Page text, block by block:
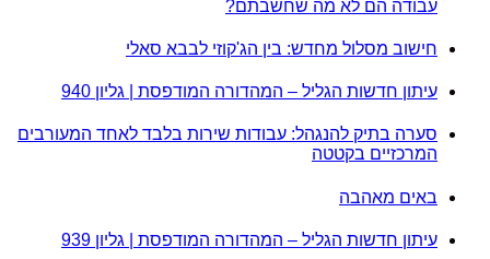
עבודה הם לא מה שחשבתם?
חישוב מסלול מחדש: בין הג'קוזי לבבא סאלי
עיתון חדשות הגליל – המהדורה המודפסת | גליון 940
סערה בתיק להנגהל: עבודות שירות בלבד לאחד המעורבים
המרכזיים בקטטה
באים מאהבה
עיתון חדשות הגליל – המהדורה המודפסת | גליון 939